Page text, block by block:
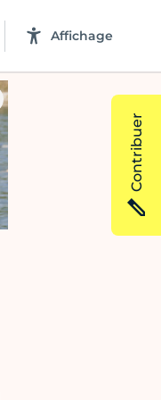
Affichage
Contribuer